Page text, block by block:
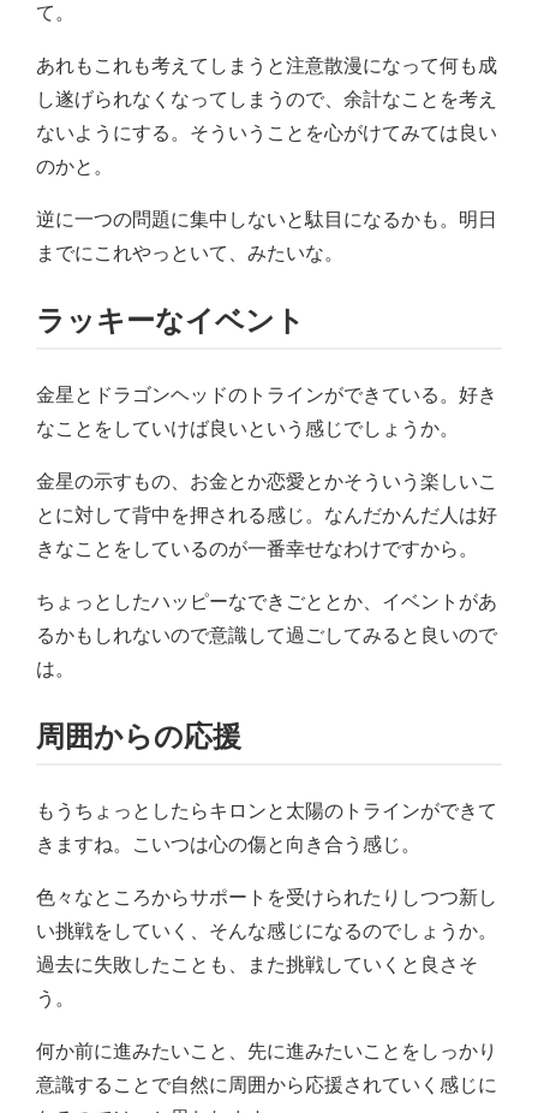
て。
あれもこれも考えてしまうと注意散漫になって何も成
し遂げられなくなってしまうので、余計なことを考え
ないようにする。そういうことを心がけてみては良い
のかと。
逆に一つの問題に集中しないと駄目になるかも。明日
までにこれやっといて、みたいな。
ラッキーなイベント
金星とドラゴンヘッドのトラインができている。好き
なことをしていけば良いという感じでしょうか。
金星の示すもの、お金とか恋愛とかそういう楽しいこ
とに対して背中を押される感じ。なんだかんだ人は好
きなことをしているのが一番幸せなわけですから。
ちょっとしたハッピーなできごととか、イベントがあ
るかもしれないので意識して過ごしてみると良いので
は。
周囲からの応援
もうちょっとしたらキロンと太陽のトラインができて
きますね。こいつは心の傷と向き合う感じ。
色々なところからサポートを受けられたりしつつ新し
い挑戦をしていく、そんな感じになるのでしょうか。
過去に失敗したことも、また挑戦していくと良さそ
う。
何か前に進みたいこと、先に進みたいことをしっかり
意識することで自然に周囲から応援されていく感じに